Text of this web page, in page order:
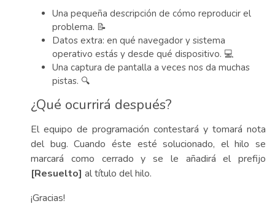
Una pequeña descripción de cómo reproducir el
problema. 📝
Datos extra: en qué navegador y sistema
operativo estás y desde qué dispositivo. 💻
Una captura de pantalla a veces nos da muchas
pistas. 🔍
¿Qué ocurrirá después?
El equipo de programación contestará y tomará nota
del bug. Cuando éste esté solucionado, el hilo se
marcará como cerrado y se le añadirá el prefijo
[Resuelto] al título del hilo.
¡Gracias!